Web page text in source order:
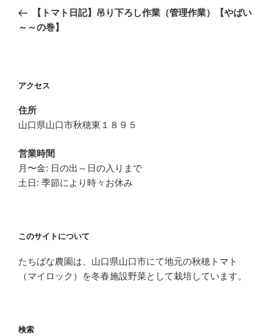
ナ
シ
ョ
ン
の
【トマト日記】吊り下ろし作業（管理作業）【やばい
～～の巻】
アクセス
住所
山口県山口市秋穂東１８９５
営業時間
月〜金: 日の出～日の入りまで
土日: 季節により時々お休み
このサイトについて
たちばな農園は、山口県山口市にて地元の秋穂トマト
（マイロック）を冬春施設野菜として栽培しています。
検索